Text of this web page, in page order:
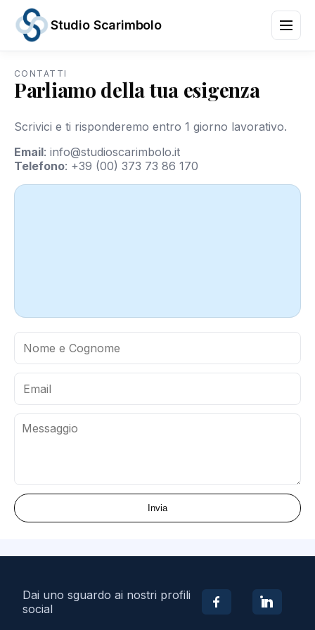
Studio Scarimbolo
Servizi
Attività
News
e
Scadenze
Chi
CONTATTI
Parliamo della tua esigenza
Scrivici e ti risponderemo entro 1 giorno lavorativo.
Email: info@studioscarimbolo.it
Telefono: +39 (00) 373 73 86 170
Invia
Dai uno sguardo ai nostri profili
social